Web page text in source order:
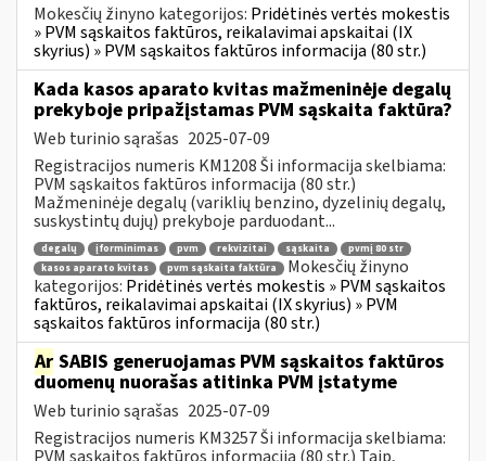
Mokesčių žinyno kategorijos: Pridėtinės vertės mokestis
» PVM sąskaitos faktūros, reikalavimai apskaitai (IX
skyrius) » PVM sąskaitos faktūros informacija (80 str.)
Kada kasos aparato kvitas mažmeninėje degalų
prekyboje pripažįstamas PVM sąskaita faktūra?
Web turinio sąrašas 2025-07-09
Registracijos numeris KM1208 Ši informacija skelbiama:
PVM sąskaitos faktūros informacija (80 str.)
Mažmeninėje degalų (variklių benzino, dyzelinių degalų,
suskystintų dujų) prekyboje parduodant...
degalų įforminimas pvm rekvizitai sąskaita
pvmį 80 str
kasos aparato kvitas
pvm sąskaita faktūra
Mokesčių žinyno
kategorijos: Pridėtinės vertės mokestis » PVM sąskaitos
faktūros, reikalavimai apskaitai (IX skyrius) » PVM
sąskaitos faktūros informacija (80 str.)
Ar SABIS generuojamas PVM sąskaitos faktūros
duomenų nuorašas atitinka PVM įstatyme
Web turinio sąrašas 2025-07-09
Registracijos numeris KM3257 Ši informacija skelbiama:
PVM sąskaitos faktūros informacija (80 str.) Taip,